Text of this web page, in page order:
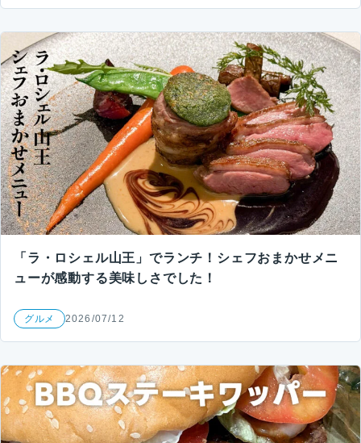
「ラ・ロシェル山王」でランチ！シェフおまかせメニ
ューが感動する美味しさでした！
グルメ 2026/07/12